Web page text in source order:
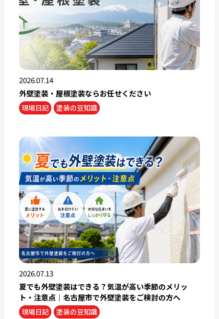
2026.07.14
外壁塗装・屋根塗装ならお任せください
現場日記 塗装の豆知識
2026.07.13
夏でも外壁塗装はできる？気温が高い季節のメリッ
ト・注意点｜名古屋市で外壁塗装をご検討の方へ
現場日記 塗装の豆知識